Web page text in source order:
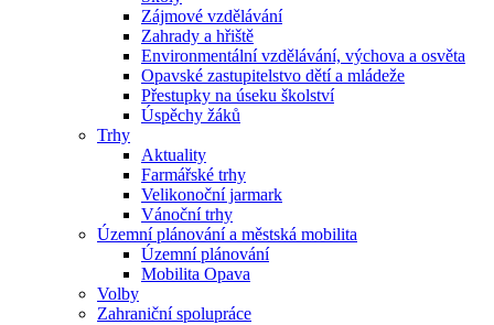
Zájmové vzdělávání
Zahrady a hřiště
Environmentální vzdělávání, výchova a osvěta
Opavské zastupitelstvo dětí a mládeže
Přestupky na úseku školství
Úspěchy žáků
Trhy
Aktuality
Farmářské trhy
Velikonoční jarmark
Vánoční trhy
Územní plánování a městská mobilita
Územní plánování
Mobilita Opava
Volby
Zahraniční spolupráce